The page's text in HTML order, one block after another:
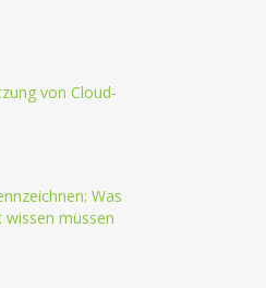
von Cloud-
Was
müssen